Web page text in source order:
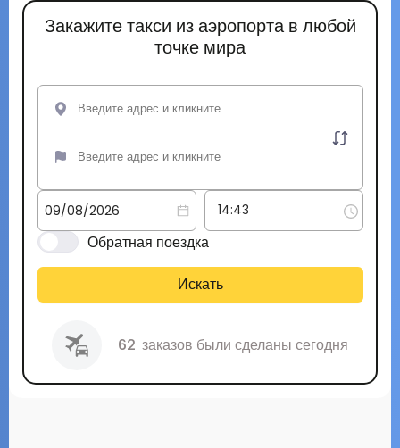
Закажите такси из аэропорта в любой
точке мира
Обратная поездка
Искать
62 заказов были сделаны сегодня